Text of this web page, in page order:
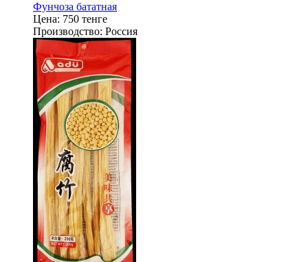
Фунчоза бататная
Цена: 750 тенге
Производство: Россия